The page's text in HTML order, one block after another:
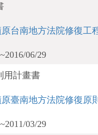
原台南地方法院修復工
06/29
用計畫書
原臺南地方法院修復原
03/29